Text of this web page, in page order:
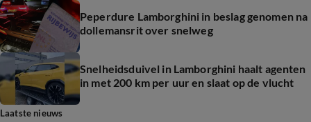
Peperdure Lamborghini in beslag genomen na
dollemansrit over snelweg
Snelheidsduivel in Lamborghini haalt agenten
in met 200 km per uur en slaat op de vlucht
Laatste nieuws